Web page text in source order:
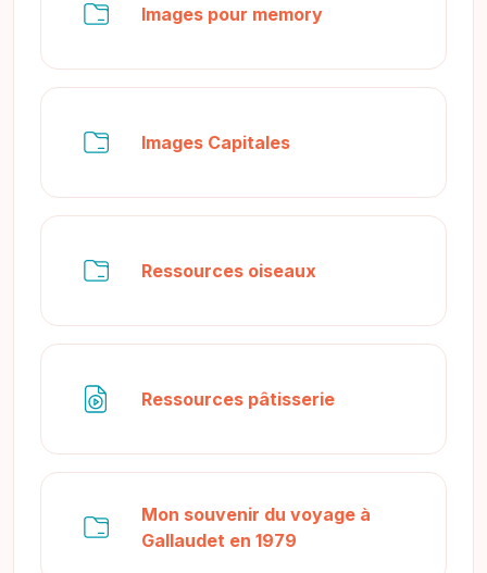
Images pour memoryDossier
Images CapitalesDossier
Ressources oiseaux
Ressources pâtisserieFichier
Mon souvenir du voyage à
Gallaudet en 1979